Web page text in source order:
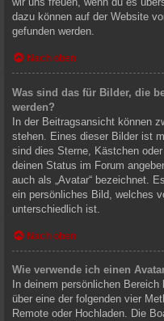
dazu können auf der Website
gefunden werden.
Nach oben
Was sind das für Bilder, die
werden?
In der Beitragsansicht können
stehen. Eines dieser Bilder ist
sind dies Sterne, Kästchen
deinen Status im Forum
auch als „Avatar“ bezeichnet.
ein persönliches Bild, welches
unterschiedlich ist.
Nach oben
Wie verwende ich einen
In deinem persönlichen
über eine der folgenden vier
Remote oder Hochladen. Die